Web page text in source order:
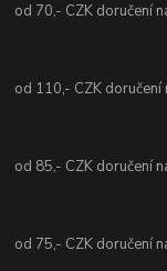
od 70,- CZK doručení
od 110,- CZK doručení
od 85,- CZK doručení
od 75,- CZK doručení